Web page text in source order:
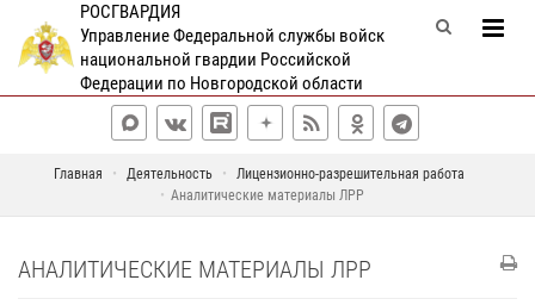
РОСГВАРДИЯ
Управление Федеральной службы войск
национальной гвардии Российской
Федерации по Новгородской области
Главная Деятельность
Лицензионно-разрешительная работа
Аналитические материалы ЛРР
АНАЛИТИЧЕСКИЕ МАТЕРИАЛЫ ЛРР